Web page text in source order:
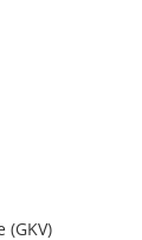
(GKV)